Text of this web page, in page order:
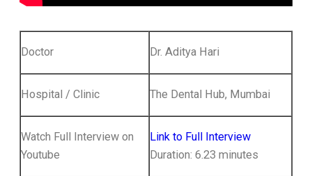
Doctor Dr. Aditya Hari
Hospital / Clinic The Dental Hub, Mumbai
Watch Full Interview on
Youtube
Link to Full Interview
Duration: 6.23 minutes